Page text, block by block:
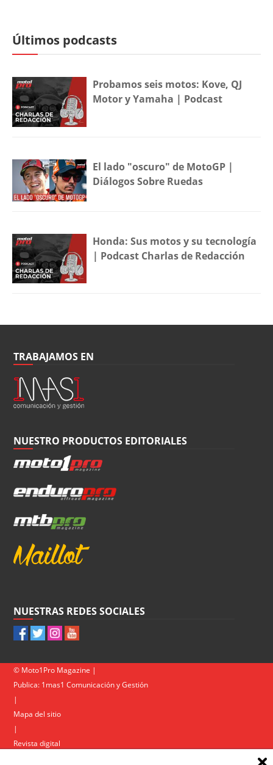
Últimos podcasts
Probamos seis motos: Kove, QJ
Motor y Yamaha | Podcast
El lado "oscuro" de MotoGP |
Diálogos Sobre Ruedas
Honda: Sus motos y su tecnología
| Podcast Charlas de Redacción
TRABAJAMOS EN
NUESTRO PRODUCTOS EDITORIALES
NUESTRAS REDES SOCIALES
© Moto1Pro Magazine |
Publica: 1mas1 Comunicación y Gestión
|
Mapa del sitio
|
Revista digital